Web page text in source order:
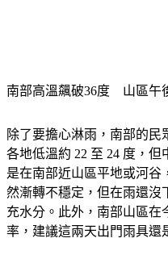
南部高溫飆破36度　山區午
除了要擔心淋雨，南部的民
各地低溫約 22 至 24 度，但
是在南部近山區平地或河谷
然漸轉不穩定，但在雨還沒
充水分。此外，南部山區在
率，建議這兩天出門雨具還